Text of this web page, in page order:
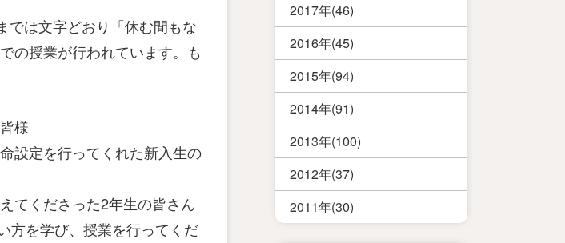
では文字どおり「休む間もな
の授業が行われています。も
様
設定を行ってくれた新入生の
てくださった2年生の皆さん
方を学び、授業を行ってくだ
2017年(46)
2016年(45)
2015年(94)
2014年(91)
2013年(100)
2012年(37)
2011年(30)